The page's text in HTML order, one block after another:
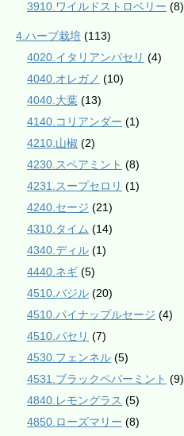
3910.ワイルドストロベリー (8)
4.ハーブ栽培 (113)
4020.イタリアンパセリ (4)
4040.オレガノ (10)
4040.大葉 (13)
4140.コリアンダー (1)
4210.山椒 (2)
4230.スペアミント (8)
4231.スープセロリ (1)
4240.セージ (21)
4310.タイム (14)
4340.ディル (1)
4440.ネギ (5)
4510.バジル (20)
4510.パイナップルセージ (4)
4510.パセリ (7)
4530.フェンネル (5)
4531.ブラックペパーミント (9)
4840.レモングラス (5)
4850.ローズマリー (8)